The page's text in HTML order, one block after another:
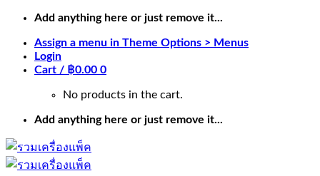
Skip
content
Add anything here or just remove it...
Assign a menu in Theme Options > Menus
Login
Cart / ฿0.00 0
No products in the cart.
Add anything here or just remove it...